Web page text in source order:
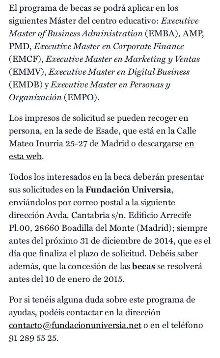
El programa de becas se podrá aplicar en los
siguientes Máster del centro educativo:Executive
Master of Business Administration(EMBA), AMP,
PMD,Executive Master en Corporate Finance
(EMCF),Executive Master en Marketing y Ventas
(EMMV),Executive Master en Digital Business
(EMDB) yExecutive Master en Personas y
Organización(EMPO).
Los impresos de solicitud se pueden recoger en
persona, en la sede de Esade, que está en la Calle
Mateo Inurria 25-27 de Madrid o descargarseen
esta web.
Todos los interesados en la beca deberán presentar
sus solicitudes en laFundación Universia,
enviándolos por correo postal a la siguiente
dirección Avda. Cantabria s/n. Edificio Arrecife
Pl.00, 28660 Boadilla del Monte (Madrid); siempre
antes del próximo 31 de diciembre de 2014, que es el
día que finaliza el plazo de solicitud. Debéis saber
además, que la concesión de lasbecasse resolverá
antes del 10 de enero de 2015.
Por si tenéis alguna duda sobre este programa de
ayudas, podéis contactar en la dirección
contacto@fundacionuniversia.neto en el teléfono
91 289 55 25.